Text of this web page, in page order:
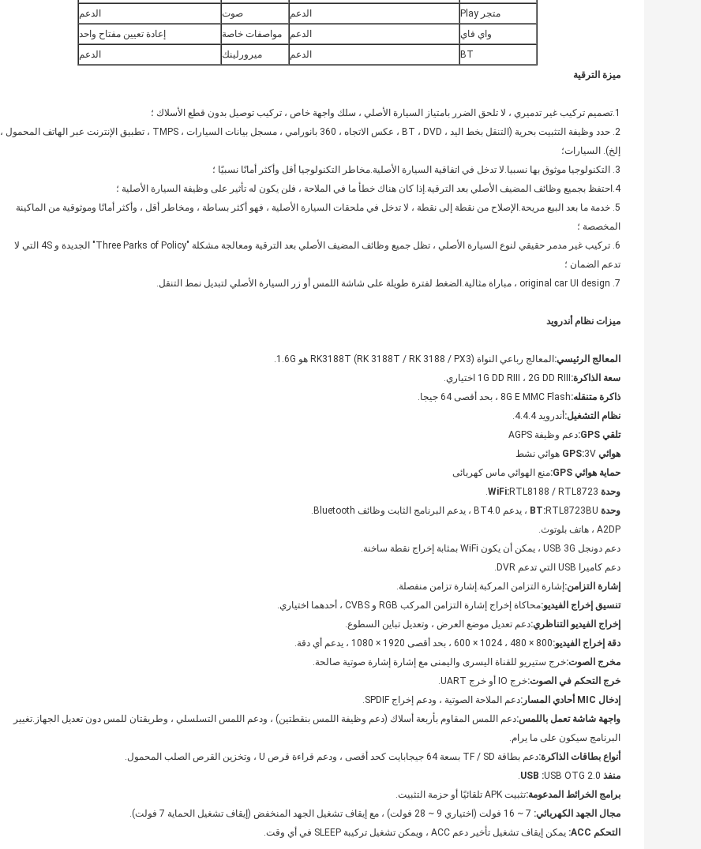
متجر Play
الدعم صوت
الدعم
واي فاي
الدعم مواصفات خاصة
إعادة تعيين مفتاح واحد
BT
الدعم ميرورلينك
الدعم
ميزة الترقية
1.تصميم تركيب غير تدميري ، لا تلحق الضرر بامتياز السيارة الأصلي ، سلك واجهة خاص ، تركيب توصيل بدون قطع الأسلاك ؛
2. حدد وظيفة التثبيت بحرية (التنقل بخط اليد ، BT ، DVD ، عكس الاتجاه ، 360 بانورامي ، مسجل بيانات السيارات ، TMPS ، تطبيق الإنترنت عبر الهاتف المحمول ،
إلخ). السيارات؛
3. التكنولوجيا موثوق بها نسبيا.لا تدخل في اتفاقية السيارة الأصلية.مخاطر التكنولوجيا أقل وأكثر أمانًا نسبيًا ؛
4.احتفظ بجميع وظائف المضيف الأصلي بعد الترقية.إذا كان هناك خطأ ما في الملاحة ، فلن يكون له تأثير على وظيفة السيارة الأصلية ؛
5. خدمة ما بعد البيع مريحة.الإصلاح من نقطة إلى نقطة ، لا تدخل في ملحقات السيارة الأصلية ، فهو أكثر بساطة ، ومخاطر أقل ، وأكثر أمانًا وموثوقية من الماكينة
المخصصة ؛
6. تركيب غير مدمر حقيقي لنوع السيارة الأصلي ، تظل جميع وظائف المضيف الأصلي بعد الترقية ومعالجة مشكلة "Three Parks of Policy" الجديدة و 4S التي لا
تدعم الضمان ؛
7. original car UI design ، مباراة مثالية.الضغط لفترة طويلة على شاشة اللمس أو زر السيارة الأصلي لتبديل نمط التنقل.
ميزات نظام أندرويد
المعالج الرئيسي: المعالج رباعي النواة RK3188T (RK 3188T / RK 3188 / PX3) هو 1.6G.
سعة الذاكرة: 1G DD RIII ، 2G DD RIII اختياري.
ذاكرة متنقله:8G E MMC Flash ، بحد أقصى 64 جيجا.
نظام التشغيل: أندرويد 4.4.4.
تلقي GPS:
دعم وظيفة AGPS
هوائي GPS: 3V هوائي نشط
حماية هوائي GPS:
منع الهوائي ماس كهربائى
وحدة WiFi: RTL8188 / RTL8723.
وحدة BT: RTL8723BU ، يدعم BT4.0 ، يدعم البرنامج الثابت وظائف Bluetooth.
A2DP ، هاتف بلوتوث.
دعم دونجل USB 3G ، يمكن أن يكون WiFi بمثابة إخراج نقطة ساخنة.
دعم كاميرا USB التي تدعم DVR.
إشارة التزامن: إشارة التزامن المركبة.إشارة تزامن منفصلة.
تنسيق إخراج الفيديو:محاكاة إخراج إشارة التزامن المركب RGB و CVBS ، أحدهما اختياري.
إخراج الفيديو التناظري:دعم تعديل موضع العرض ، وتعديل تباين السطوع.
دقة إخراج الفيديو:800 × 480 ، 1024 × 600 ، بحد أقصى 1920 × 1080 ، يدعم أي دقة.
مخرج الصوت:خرج ستيريو للقناة اليسرى واليمنى مع إشارة إشارة صوتية صالحة.
خرج التحكم في الصوت:خرج IO أو خرج UART.
إدخال MIC أحادي المسار:
دعم الملاحة الصوتية ، ودعم إخراج SPDIF.
واجهة شاشة تعمل باللمس:دعم اللمس المقاوم بأربعة أسلاك (دعم وظيفة اللمس بنقطتين) ، ودعم اللمس التسلسلي ، وطريقتان للمس دون تعديل الجهاز.تغيير
البرنامج سيكون على ما يرام.
أنواع بطاقات الذاكرة:دعم بطاقة TF / SD بسعة 64 جيجابايت كحد أقصى ، ودعم قراءة قرص U ، وتخزين القرص الصلب المحمول.
منفذ USB : USB OTG 2.0.
برامج الخرائط المدعومة:تثبيت APK تلقائيًا أو حزمة التثبيت.
مجال الجهد الكهربائي:
التحكم ACC:
يمكن إيقاف تشغيل تأخير دعم ACC ، ويمكن تشغيل تركيبة SLEEP في أي وقت.